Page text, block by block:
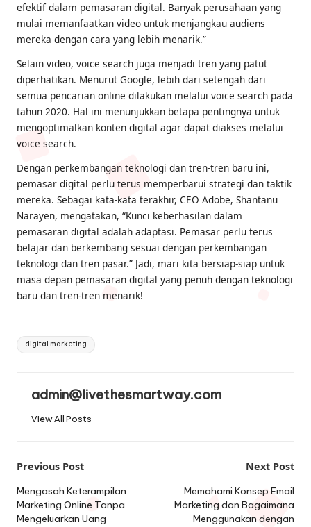
efektif dalam pemasaran digital. Banyak perusahaan yang
mulai memanfaatkan video untuk menjangkau audiens
mereka dengan cara yang lebih menarik.”
Selain video, voice search juga menjadi tren yang patut
diperhatikan. Menurut Google, lebih dari setengah dari
semua pencarian online dilakukan melalui voice search pada
tahun 2020. Hal ini menunjukkan betapa pentingnya untuk
mengoptimalkan konten digital agar dapat diakses melalui
voice search.
Dengan perkembangan teknologi dan tren-tren baru ini,
pemasar digital perlu terus memperbarui strategi dan taktik
mereka. Sebagai kata-kata terakhir, CEO Adobe, Shantanu
Narayen, mengatakan, “Kunci keberhasilan dalam
pemasaran digital adalah adaptasi. Pemasar perlu terus
belajar dan berkembang sesuai dengan perkembangan
teknologi dan tren pasar.” Jadi, mari kita bersiap-siap untuk
masa depan pemasaran digital yang penuh dengan teknologi
baru dan tren-tren menarik!
Tags:
digital marketing
admin@livethesmartway.com
View All Posts
Post
navigation
Previous Post
Mengasah Keterampilan
Marketing Online Tanpa
Mengeluarkan Uang
Next Post
Memahami Konsep Email
Marketing dan Bagaimana
Menggunakan dengan